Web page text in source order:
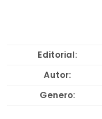
Editorial
Autor
Genero